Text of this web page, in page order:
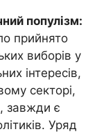
популізм:
прийнято
виборів у
інтересів,
секторі,
завжди є
Уряд